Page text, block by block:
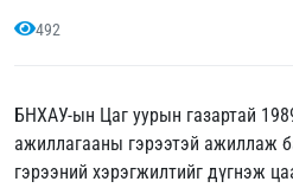
492
БНХАУ-ын Цаг уурын газартай
ажиллагааны гэрээтэй ажиллаж
гэрээний хэрэгжилтийг дүгнэж